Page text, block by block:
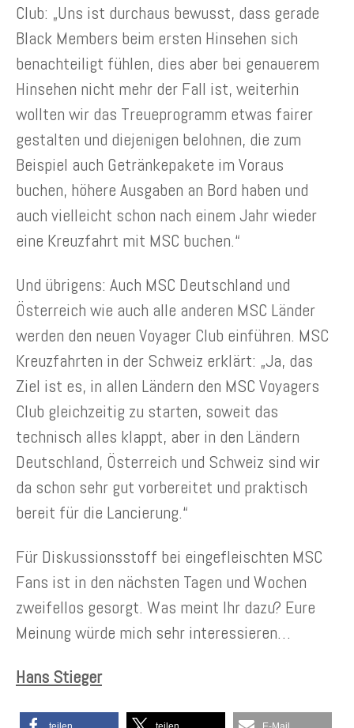
Club: „Uns ist durchaus bewusst, dass gerade
Black Members beim ersten Hinsehen sich
benachteiligt fühlen, dies aber bei genauerem
Hinsehen nicht mehr der Fall ist, weiterhin
wollten wir das Treueprogramm etwas fairer
gestalten und diejenigen belohnen, die zum
Beispiel auch Getränkepakete im Voraus
buchen, höhere Ausgaben an Bord haben und
auch vielleicht schon nach einem Jahr wieder
eine Kreuzfahrt mit MSC buchen.“
Und übrigens: Auch MSC Deutschland und
Österreich wie auch alle anderen MSC Länder
werden den neuen Voyager Club einführen. MSC
Kreuzfahrten in der Schweiz erklärt: „Ja, das
Ziel ist es, in allen Ländern den MSC Voyagers
Club gleichzeitig zu starten, soweit das
technisch alles klappt, aber in den Ländern
Deutschland, Österreich und Schweiz sind wir
da schon sehr gut vorbereitet und praktisch
bereit für die Lancierung.“
Für Diskussionsstoff bei eingefleischten MSC
Fans ist in den nächsten Tagen und Wochen
zweifellos gesorgt. Was meint Ihr dazu? Eure
Meinung würde mich sehr interessieren…
Hans Stieger